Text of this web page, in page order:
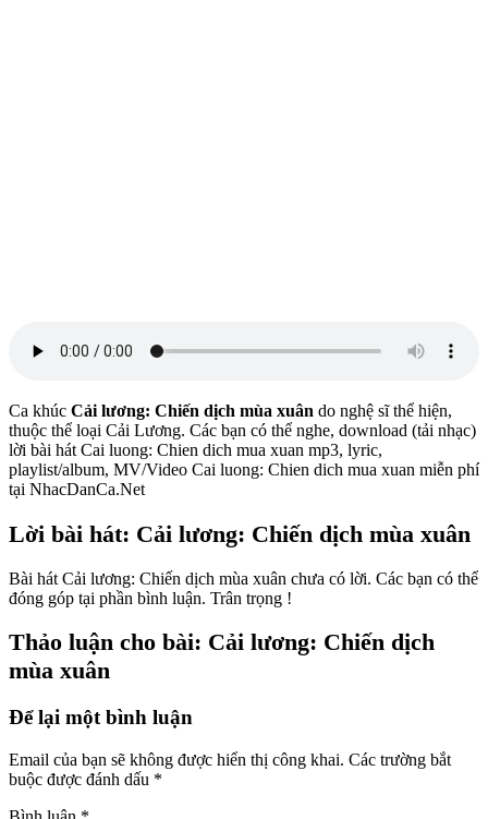
Ca khúc Cải lương: Chiến dịch mùa xuân do nghệ sĩthể hiện,
thuộc thể loại Cải Lương. Các bạn có thể nghe, download (tải nhạc)
lời bài hát Cai luong: Chien dich mua xuan mp3, lyric,
playlist/album, MV/Video Cai luong: Chien dich mua xuan miễn phí
tại NhacDanCa.Net
Lời bài hát: Cải lương: Chiến dịch mùa xuân
Bài hát Cải lương: Chiến dịch mùa xuân chưa có lời. Các bạn có thể
đóng góp tại phần bình luận. Trân trọng !
Thảo luận cho bài: Cải lương: Chiến dịch
mùa xuân
Để lại một bình luận
Email của bạn sẽ không được hiển thị công khai. Các trường bắt
buộc được đánh dấu *